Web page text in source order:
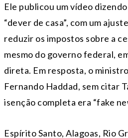
Ele publicou um vídeo
“dever de casa”, com um
reduzir os impostos sobre a
mesmo do governo federal,
direta. Em resposta, o
Fernando Haddad, sem citar
isenção completa era “fake
Espírito Santo, Alagoas, Rio